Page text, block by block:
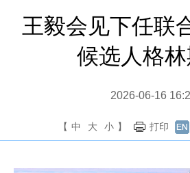
王毅会见下任联
候选人格
2026-06-16
【 中 大 小 】 打印